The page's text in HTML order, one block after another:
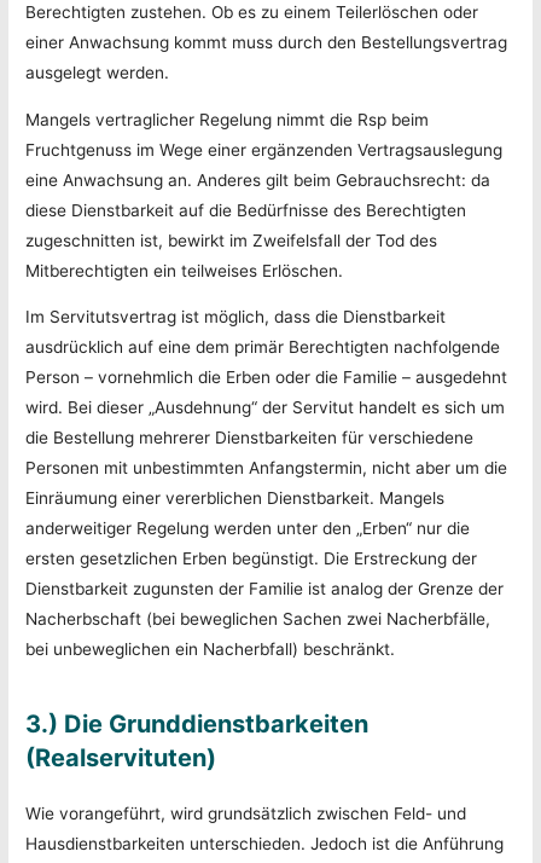
Berechtigten zustehen. Ob es zu einem Teilerlöschen oder
einer Anwachsung kommt muss durch den Bestellungsvertrag
ausgelegt werden.
Mangels vertraglicher Regelung nimmt die Rsp beim
Fruchtgenuss im Wege einer ergänzenden Vertragsauslegung
eine Anwachsung an. Anderes gilt beim Gebrauchsrecht: da
diese Dienstbarkeit auf die Bedürfnisse des Berechtigten
zugeschnitten ist, bewirkt im Zweifelsfall der Tod des
Mitberechtigten ein teilweises Erlöschen.
Im Servitutsvertrag ist möglich, dass die Dienstbarkeit
ausdrücklich auf eine dem primär Berechtigten nachfolgende
Person – vornehmlich die Erben oder die Familie – ausgedehnt
wird. Bei dieser „Ausdehnung“ der Servitut handelt es sich um
die Bestellung mehrerer Dienstbarkeiten für verschiedene
Personen mit unbestimmten Anfangstermin, nicht aber um die
Einräumung einer vererblichen Dienstbarkeit. Mangels
anderweitiger Regelung werden unter den „Erben“ nur die
ersten gesetzlichen Erben begünstigt. Die Erstreckung der
Dienstbarkeit zugunsten der Familie ist analog der Grenze der
Nacherbschaft (bei beweglichen Sachen zwei Nacherbfälle,
bei unbeweglichen ein Nacherbfall) beschränkt.
3.) Die Grunddienstbarkeiten
(Realservituten)
Wie vorangeführt, wird grundsätzlich zwischen Feld- und
Hausdienstbarkeiten unterschieden. Jedoch ist die Anführung